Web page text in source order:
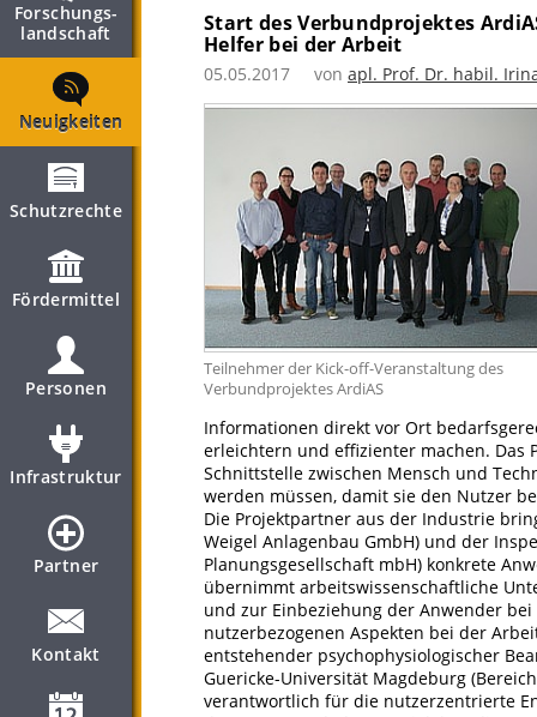
Forschungs­
landschaft
Neuigkeiten
Schutzrechte
Fördermittel
Personen
Infrastruktur
Partner
Kontakt
Start des Verbundprojektes
Helfer bei der Arbeit
05.05.2017 von apl. Prof. Dr. habil.
Teilnehmer der Kick-off-Veranstaltung des
Verbundprojektes ArdiAS
Informationen direkt vor Ort
erleichtern und effizienter machen. Das
Schnittstelle zwischen Mensch und
werden müssen, damit sie den Nutzer
Die Projektpartner aus der Industrie
Weigel Anlagenbau GmbH) und der
Planungsgesellschaft mbH) konkrete
übernimmt arbeitswissenschaftliche
und zur Einbeziehung der Anwender
nutzerbezogenen Aspekten bei der
entstehender psychophysiologischer
Guericke-Universität Magdeburg
verantwortlich für die nutzerzentrierte